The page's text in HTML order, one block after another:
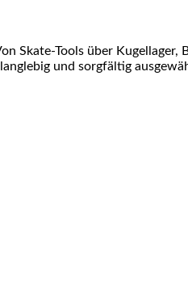
Skate-Tools über
und sorgfältig